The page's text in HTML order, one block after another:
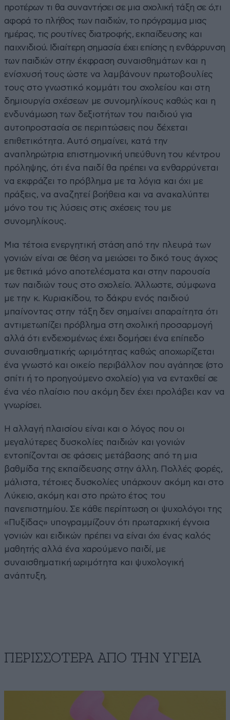
προτέρων τι θα συναντήσει σε μια σχολική τάξη σε ό,τι
αφορά το πλήθος των παιδιών, το πρόγραμμα μιας
ημέρας, τις ρουτίνες διατροφής, εκπαίδευσης και
παιχνιδιού. Ιδιαίτερη σημασία έχει επίσης η ενθάρρυνση
των παιδιών στην έκφραση συναισθημάτων και η
ενίσχυσή τους ώστε να λαμβάνουν πρωτοβουλίες
τους στο γνωστικό κομμάτι του σχολείου και στη
δημιουργία σχέσεων με συνομηλίκους καθώς και η
ενδυνάμωση των δεξιοτήτων του παιδιού για
αυτοπροστασία σε περιπτώσεις που δέχεται
επιθετικότητα. Αυτό σημαίνει, κατά την
αναπληρώτρια επιστημονική υπεύθυνη του κέντρου
πρόληψης, ότι ένα παιδί θα πρέπει να ενθαρρύνεται
να εκφράζει το πρόβλημα με τα λόγια και όχι με
πράξεις, να αναζητεί βοήθεια και να ανακαλύπτει
μόνο του τις λύσεις στις σχέσεις του με
συνομηλίκους.
Μια τέτοια ενεργητική στάση από την πλευρά των
γονιών είναι σε θέση να μειώσει το δικό τους άγχος
με θετικά μόνο αποτελέσματα και στην παρουσία
των παιδιών τους στο σχολείο. Άλλωστε, σύμφωνα
με την κ. Κυριακίδου, το δάκρυ ενός παιδιού
μπαίνοντας στην τάξη δεν σημαίνει απαραίτητα ότι
αντιμετωπίζει πρόβλημα στη σχολική προσαρμογή
αλλά ότι ενδεχομένως έχει δομήσει ένα επίπεδο
συναισθηματικής ωριμότητας καθώς αποχωρίζεται
ένα γνωστό και οικείο περιβάλλον που αγάπησε (στο
σπίτι ή το προηγούμενο σχολείο) για να ενταχθεί σε
ένα νέο πλαίσιο που ακόμη δεν έχει προλάβει καν να
γνωρίσει.
Η αλλαγή πλαισίου είναι και ο λόγος που οι
μεγαλύτερες δυσκολίες παιδιών και γονιών
εντοπίζονται σε φάσεις μετάβασης από τη μια
βαθμίδα της εκπαίδευσης στην άλλη. Πολλές φορές,
μάλιστα, τέτοιες δυσκολίες υπάρχουν ακόμη και στο
Λύκειο, ακόμη και στο πρώτο έτος του
πανεπιστημίου. Σε κάθε περίπτωση οι ψυχολόγοι της
«Πυξίδας» υπογραμμίζουν ότι πρωταρχική έγνοια
γονιών και ειδικών πρέπει να είναι όχι ένας καλός
μαθητής αλλά ένα χαρούμενο παιδί, με
συναισθηματική ωριμότητα και ψυχολογική
ανάπτυξη.
ΠΕΡΙΣΣΟΤΕΡΑ ΑΠΟ ΤΗΝ ΥΓΕΙΑ